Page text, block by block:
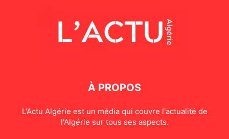
À PROPOS
L'Actu Algérie est un média qui couvre l'actualité de
l'Algérie sur tous ses aspects.